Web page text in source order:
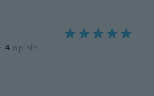
· 4 opinie